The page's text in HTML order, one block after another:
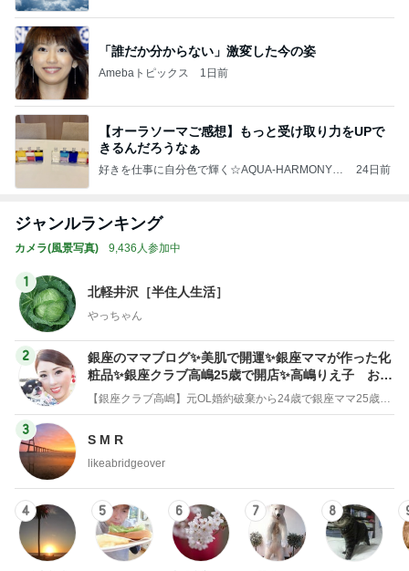
「誰だか分からない」激変した今の姿
Amebaトピックス 1日前
【オーラソーマご感想】もっと受け取り力をUPで
きるんだろうなぁ
好きを仕事に自分色で輝く☆AQUA-HARMONY☆
24日前
ジャンルランキング
カメラ(風景写真) 9,436人参加中
1
北軽井沢［半住人生活］
やっちゃん
2
銀座のママブログ✨美肌で開運✨銀座ママが作った化
粧品✨銀座クラブ高嶋25歳で開店✨高嶋りえ子 お着
物でエルメス バーキン コーデ
【銀座クラブ高嶋】元OL婚約破棄から24歳で銀座ママ25歳でオーナーママ銀座 美肌で開運♡パワースポット巡り高嶋りえ子ブログ
3
S M R
likeabridgeover
4 5 6 7 8